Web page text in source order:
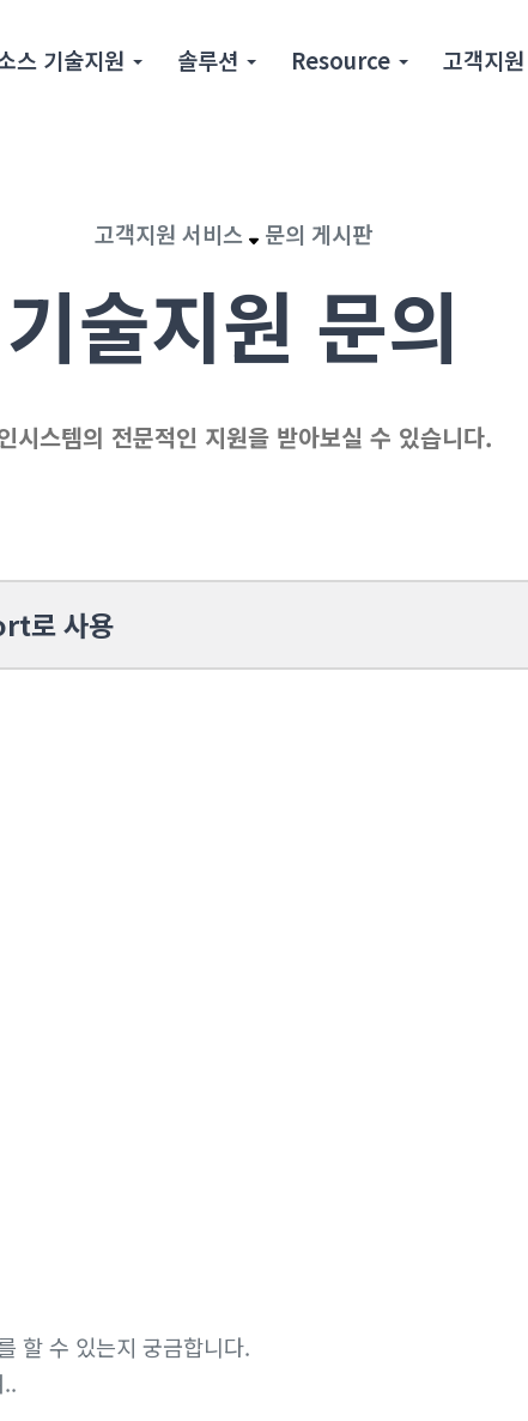
스 기술지원 솔루션 Resource 고객지
고객지원 서비스 문의 게시판
기술지원 문의
시스템의 전문적인 지원을 받아보실 수 있습니다.
로 사용
할 수 있는지 궁금합니다.